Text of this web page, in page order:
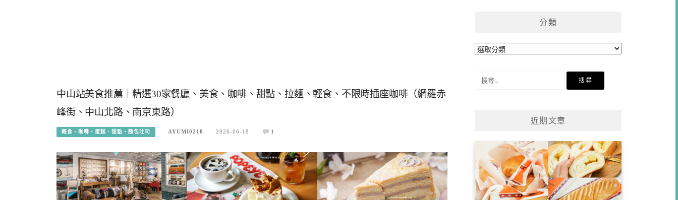
中山站美食推薦｜精選30家餐廳、美食、咖啡、甜點、拉麵、輕食、不限時插座咖啡（網羅赤
峰街、中山北路、南京東路）
輕食、咖啡、蛋糕、甜點、麵包吐司 AYUMI0218 2026-06-18 1
分類
分
近期文章